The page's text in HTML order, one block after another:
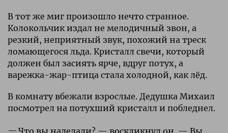
В тот же миг произошло нечто странное.
Колокольчик издал не мелодичный звон, а
резкий, неприятный звук, похожий на треск
ломающегося льда. Кристалл свечи, который
должен был засиять ярче, вдруг потух, а
варежка-жар-птица стала холодной, как лёд.
В комнату вбежали взрослые. Дедушка Михаил
посмотрел на потухший кристалл и побледнел.
Что вы наделали? — воскликнул он. — Вы